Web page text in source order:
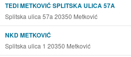
TEDI METKOVIĆ SPLITSKA ULICA 57A
Splitska ulica 57a 20350 Metković
NKD METKOVIĆ
Splitska ulica 1 20350 Metković